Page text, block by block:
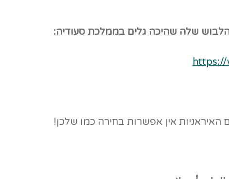
שלה שהיכה גלים בממלכת סעודיה:
https://
אין אפשרות בחירה כמו שלכן!